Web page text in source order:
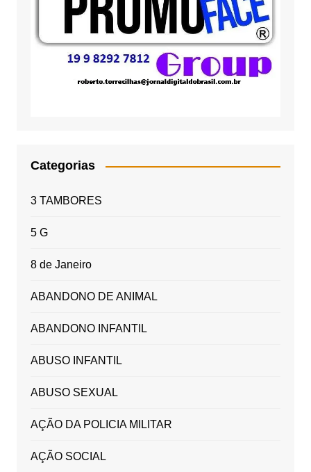
Categorias
3 TAMBORES
5 G
8 de Janeiro
ABANDONO DE ANIMAL
ABANDONO INFANTIL
ABUSO INFANTIL
ABUSO SEXUAL
AÇÃO DA POLICIA MILITAR
AÇÃO SOCIAL